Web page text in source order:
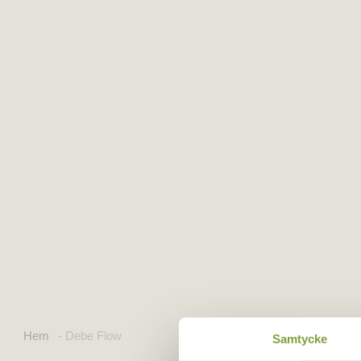
Samtycke
Hem - Debe Flow